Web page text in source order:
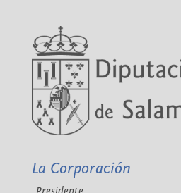
La Corporación